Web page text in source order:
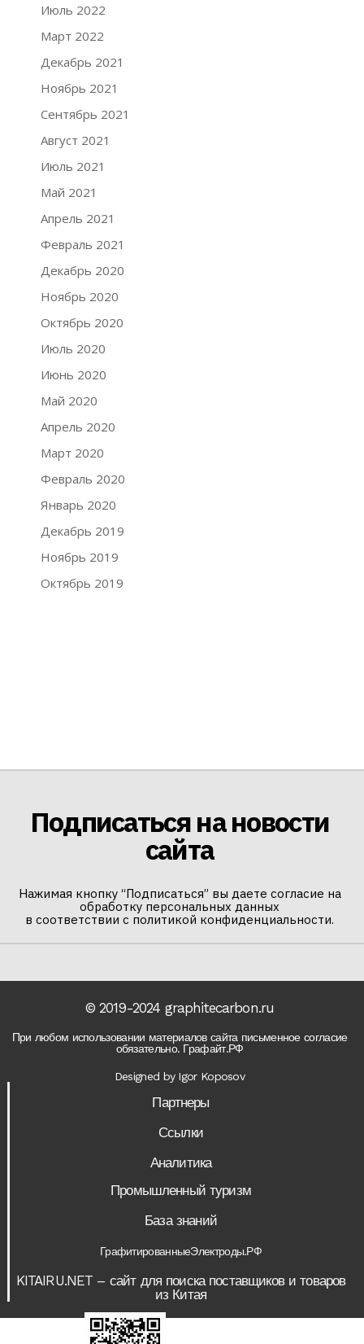
Июль 2022
Март 2022
Декабрь 2021
Ноябрь 2021
Сентябрь 2021
Август 2021
Июль 2021
Май 2021
Апрель 2021
Февраль 2021
Декабрь 2020
Ноябрь 2020
Октябрь 2020
Июль 2020
Июнь 2020
Май 2020
Апрель 2020
Март 2020
Февраль 2020
Январь 2020
Декабрь 2019
Ноябрь 2019
Октябрь 2019
Подписаться на новости
сайта
Нажимая кнопку “Подписаться” вы даете согласие на
обработку персональных данных
в соответствии с политикой конфиденциальности.
© 2019-2024 graphitecarbon.ru
При любом использовании материалов сайта письменное согласие
обязательно. Графайт.РФ
Designed by Igor Koposov
Партнеры
Ссылки
Аналитика
Промышленный туризм
База знаний
ГрафитированныеЭлектроды.РФ
KITAIRU.NET – сайт для поиска поставщиков и товаров
из Китая